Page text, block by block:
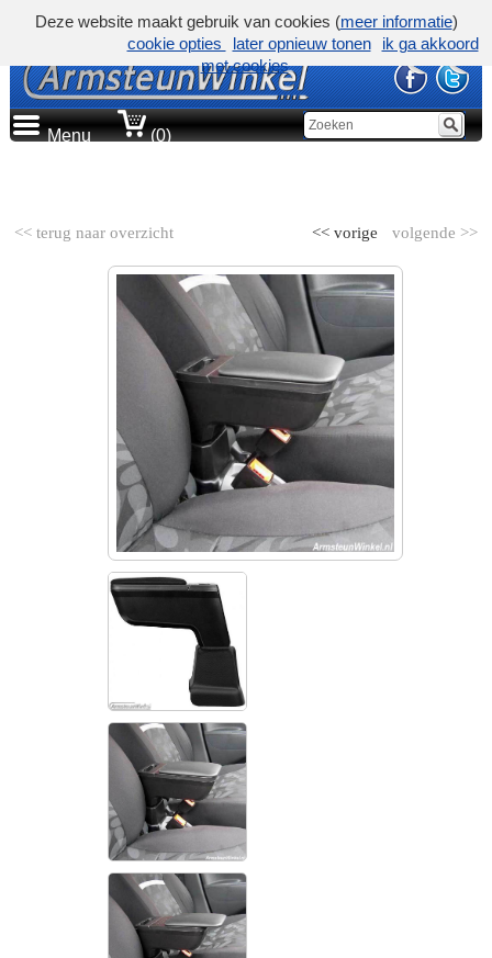
Menu (0)
<< terug naar overzicht volgende >>
<< vorige
Deze website maakt gebruik van cookies (meer informatie)
cookie opties
later opnieuw tonen
ik ga akkoord
met cookies